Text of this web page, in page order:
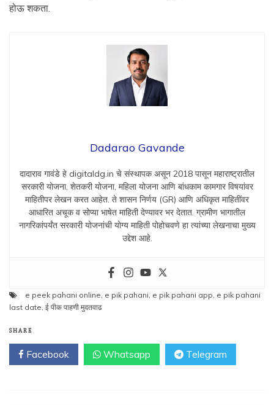
होऊ शकता.
Dadarao Gavande
दादाराव गावंडे हे digitaldg.in चे संस्थापक असून 2018 पासून महाराष्ट्रातील
सरकारी योजना, शेतकरी योजना, महिला योजना आणि बांधकाम कामगार विषयांवर
माहितीपर लेखन करत आहेत. ते शासन निर्णय (GR) आणि अधिकृत माहितींवर
आधारित अचूक व सोप्या भाषेत माहिती देण्यावर भर देतात. ग्रामीण भागातील
नागरिकांपर्यंत सरकारी योजनांची योग्य माहिती पोहोचवणे हा त्यांच्या लेखनाचा मुख्य
उद्देश आहे.
e peek pahani online, e pik pahani, e pik pahani app, e pik pahani
last date, ई पीक पाहणी मुदतवाढ
SHARE
Facebook Whatsapp Telegram